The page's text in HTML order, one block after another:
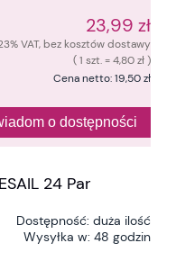
23,99 zł
VAT, bez kosztów dostawy
( 1 szt. = 4,80 zł )
Cena netto:19,50 zł
o dostępności
24 Par
Dostępność: duża ilość
Wysyłka w: 48 godzin